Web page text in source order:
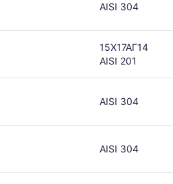
AISI 304
15Х17АГ14
AISI 201
AISI 304
AISI 304